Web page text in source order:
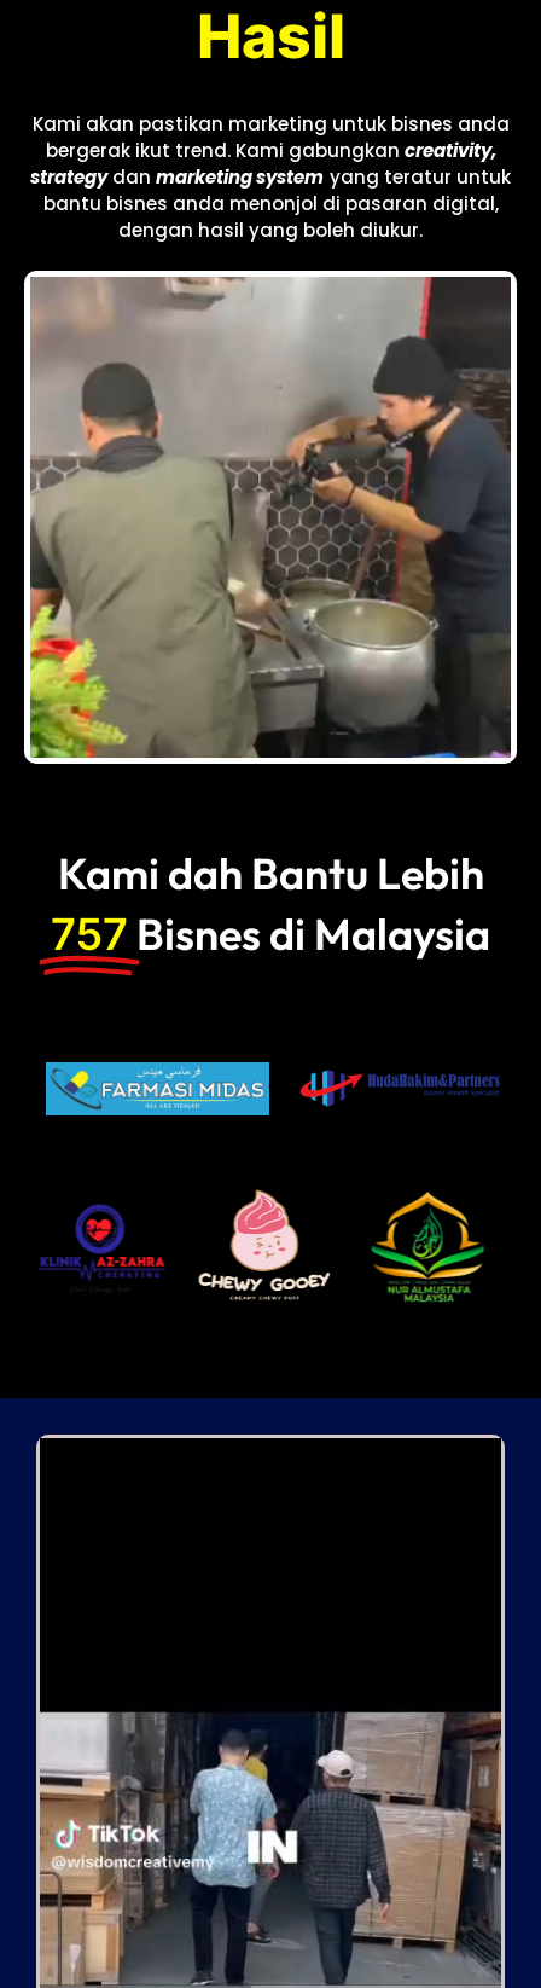
Hasil
Kami akan pastikan marketing untuk bisnes anda
bergerak ikut trend. Kami gabungkan creativity,
strategydan marketing system yang teratur untuk
bantu bisnes anda menonjol di pasaran digital,
dengan hasil yang boleh diukur.
Kami dah Bantu Lebih
757 Bisnes di Malaysia